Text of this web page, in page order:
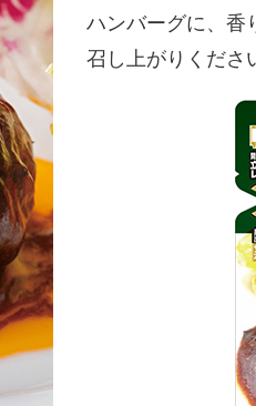
ハンバーグに、香
召し上がりくださ